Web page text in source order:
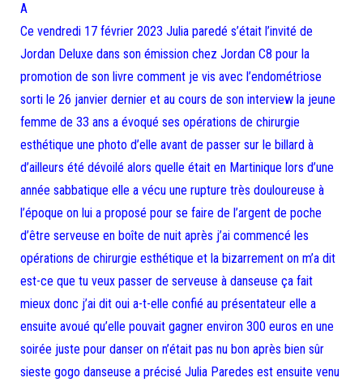
A
Ce vendredi 17 février 2023 Julia paredé s’était l’invité de
Jordan Deluxe dans son émission chez Jordan C8 pour la
promotion de son livre comment je vis avec l’endométriose
sorti le 26 janvier dernier et au cours de son interview la jeune
femme de 33 ans a évoqué ses opérations de chirurgie
esthétique une photo d’elle avant de passer sur le billard à
d’ailleurs été dévoilé alors quelle était en Martinique lors d’une
année sabbatique elle a vécu une rupture très douloureuse à
l’époque on lui a proposé pour se faire de l’argent de poche
d’être serveuse en boîte de nuit après j’ai commencé les
opérations de chirurgie esthétique et la bizarrement on m’a dit
est-ce que tu veux passer de serveuse à danseuse ça fait
mieux donc j’ai dit oui a-t-elle confié au présentateur elle a
ensuite avoué qu’elle pouvait gagner environ 300 euros en une
soirée juste pour danser on n’était pas nu bon après bien sûr
sieste gogo danseuse a précisé Julia Paredes est ensuite venu